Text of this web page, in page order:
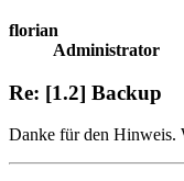
florian
Administrator
Re: [1.2] Backup
Danke für den Hinweis.